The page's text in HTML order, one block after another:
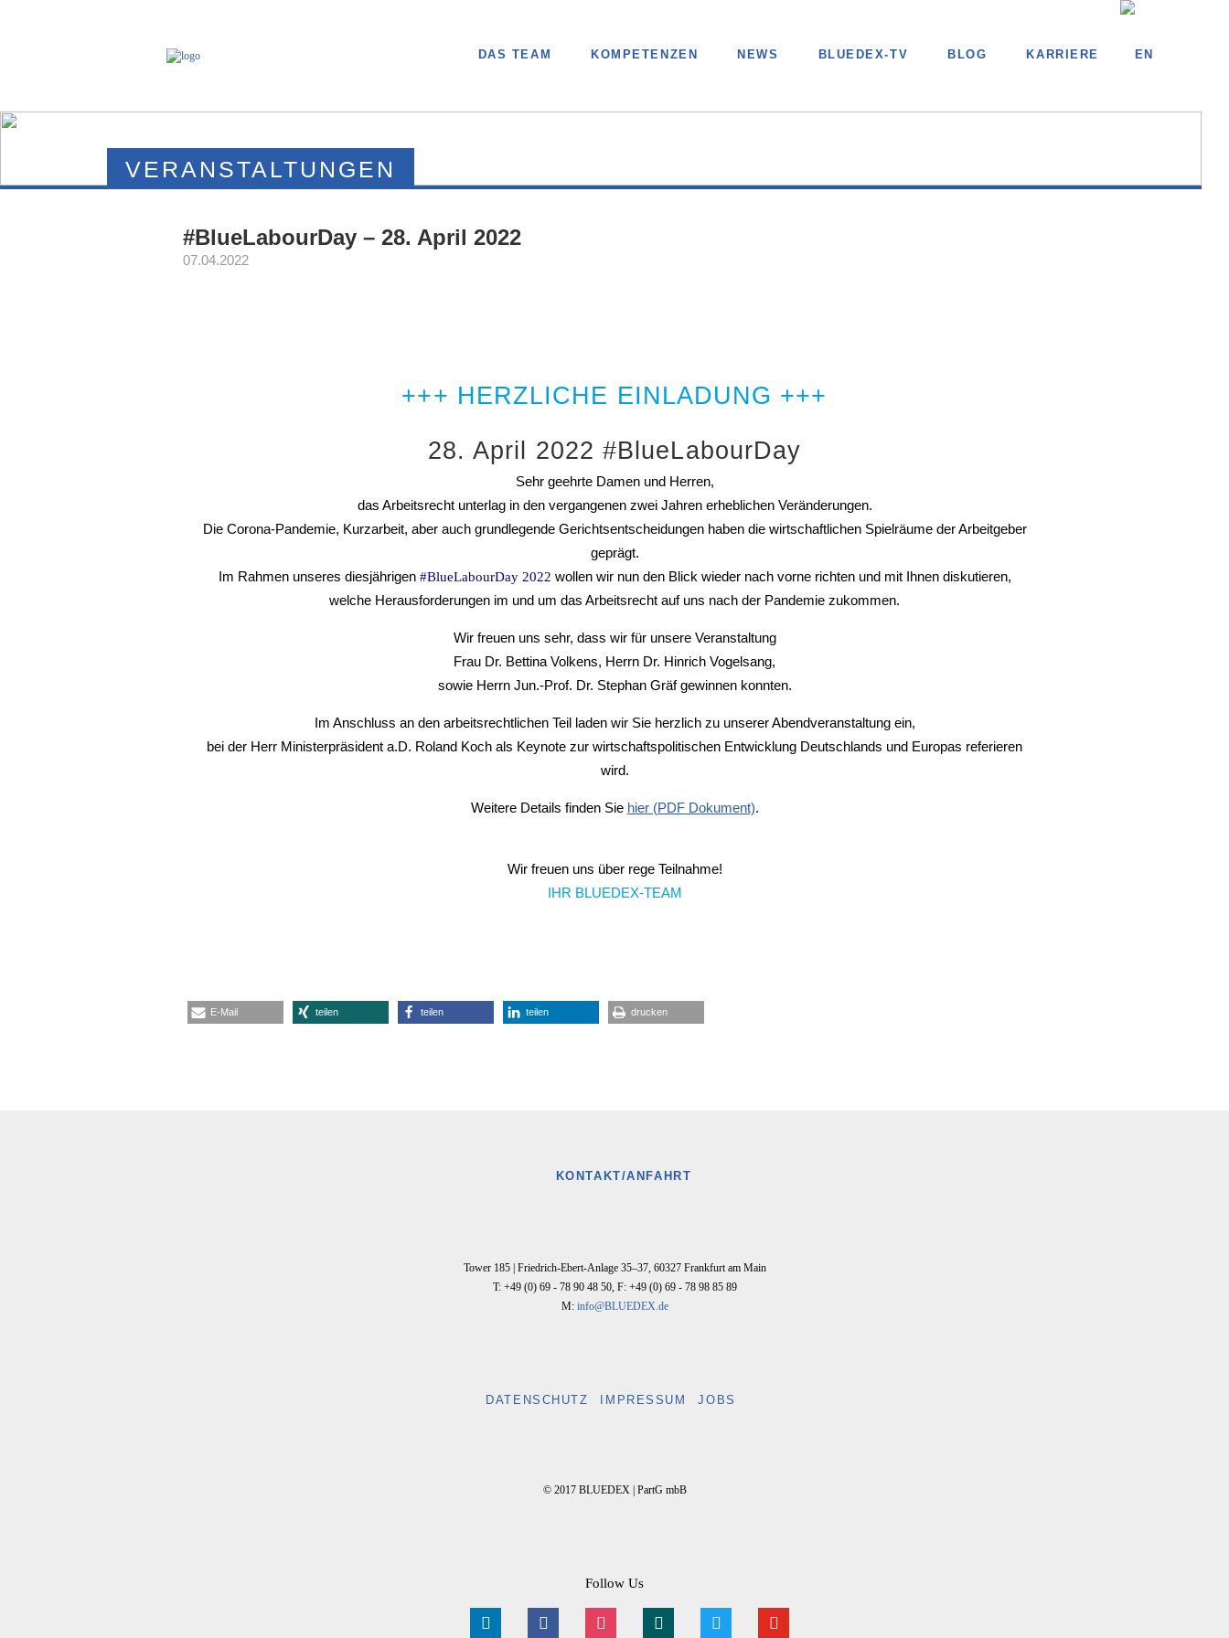
DAS TEAM KOMPETENZEN NEWS BLUEDEX-TV BLOG KARRIERE
VERANSTALTUNGEN
#BlueLabourDay – 28. April 2022
07.04.2022
+++ HERZLICHE EINLADUNG +++
28. April 2022 #BlueLabourDay
Sehr geehrte Damen und Herren,
das Arbeitsrecht unterlag in den vergangenen zwei Jahren erheblichen Veränderungen.
Die Corona-Pandemie, Kurzarbeit, aber auch grundlegende Gerichtsentscheidungen haben die wirtschaftlichen Spielräume der Arbeitgeber
geprägt.
Im Rahmen unseres diesjährigen #BlueLabourDay 2022 wollen wir nun den Blick wieder nach vorne richten und mit Ihnen diskutieren,
welche Herausforderungen im und um das Arbeitsrecht auf uns nach der Pandemie zukommen.
Wir freuen uns sehr, dass wir für unsere Veranstaltung
Frau Dr. Bettina Volkens, Herrn Dr. Hinrich Vogelsang,
sowie Herrn Jun.-Prof. Dr. Stephan Gräf gewinnen konnten.
Im Anschluss an den arbeitsrechtlichen Teil laden wir Sie herzlich zu unserer Abendveranstaltung ein,
bei der Herr Ministerpräsident a.D. Roland Koch als Keynote zur wirtschaftspolitischen Entwicklung Deutschlands und Europas referieren
wird.
Weitere Details finden Sie hier (PDF Dokument).
Wir freuen uns über rege Teilnahme!
IHR BLUEDEX-TEAM
E-Mail teilen teilen teilen drucken
KONTAKT/ANFAHRT
Tower 185 | Friedrich-Ebert-Anlage 35–37, 60327 Frankfurt am Main
T: +49 (0) 69 - 78 90 48 50, F: +49 (0) 69 - 78 98 85 89
M: info@BLUEDEX.de
DATENSCHUTZ IMPRESSUM JOBS
© 2017 BLUEDEX | PartG mbB
Follow Us
linkedin facebook instagram xing twitter youtube